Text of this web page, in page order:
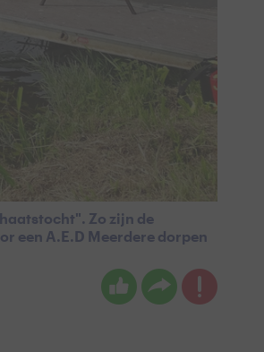
Zo zijn de
een A.E.D Meerdere dorpen